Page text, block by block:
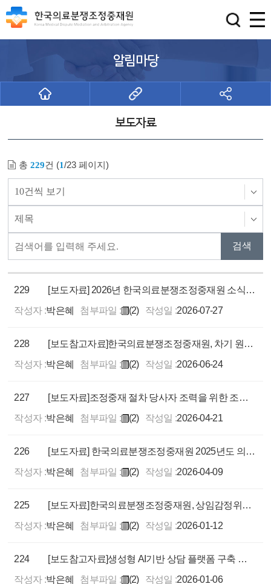
알림마당
보도자료
총229건 (1/23 페이지)
229
[보도자료] 2026년 한국의료분쟁조정중재원 소식지 '서로를 이음'발간
작성자 :박은혜 첨부파일 : (2) 작성일 :2026-07-27
228
[보도참고자료]한국의료분쟁조정중재원, 차기 원장 공개모집
작성자 :박은혜 첨부파일 : (2) 작성일 :2026-06-24
227
[보도자료]조정중재 절차 당사자 조력을 위한 조력인 추가 위촉 공개모집
작성자 :박은혜 첨부파일 : (2) 작성일 :2026-04-21
226
[보도자료] 한국의료분쟁조정중재원 2025년도 의료분쟁 조정중재 통계연보 발간
작성자 :박은혜 첨부파일 : (2) 작성일 :2026-04-09
225
[보도자료]한국의료분쟁조정중재원, 상임감정위원 공개 모집 공고
작성자 :박은혜 첨부파일 : (2) 작성일 :2026-01-12
224
[보도참고자료]생성형 AI기반 상담 플랫폼 구축 완료
작성자 :박은혜 첨부파일 : (2) 작성일 :2026-01-06